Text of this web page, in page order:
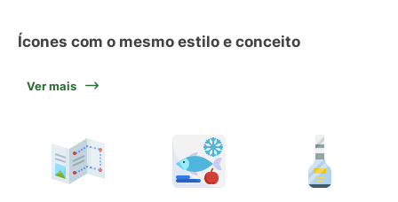
Ícones com o mesmo estilo e conceito
Ver mais